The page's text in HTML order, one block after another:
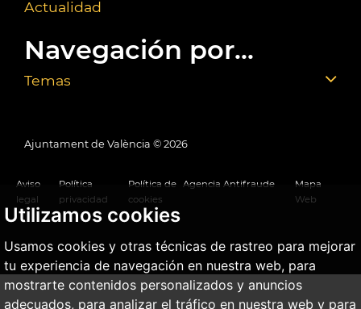
Utilizamos cookies
Usamos cookies y otras técnicas de rastreo para mejorar
tu experiencia de navegación en nuestra web, para
mostrarte contenidos personalizados y anuncios
adecuados, para analizar el tráfico en nuestra web y para
Actualidad
Navegación por...
Temas
Ajuntament de València © 2026
Aviso
legal
Política
privacidad
Política de
cookies
Agencia Antifraude
Mapa
Web